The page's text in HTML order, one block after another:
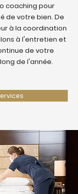
coaching pour
de votre bien. De
à la coordination
à l'entretien et
de votre
de l'année.